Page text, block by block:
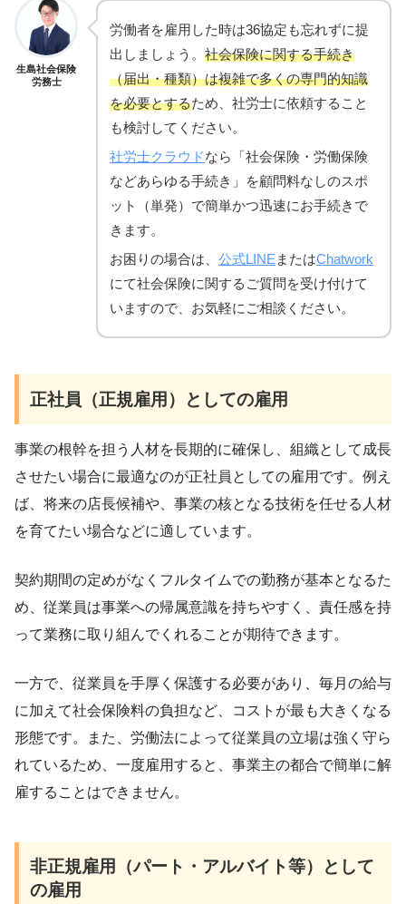
生島社会保険
労務士
労働者を雇用した時は36協定も忘れずに提
出しましょう。 社会保険に関する手続き
（届出・種類）は複雑で多くの専門的知識
を必要とするため、社労士に依頼すること
も検討してください。
社労士クラウドなら「社会保険・労働保険
などあらゆる手続き」を顧問料なしのスポ
ット（単発）で簡単かつ迅速にお手続きで
きます。
お困りの場合は、 公式LINE またはChatwork
にて社会保険に関するご質問を受け付けて
いますので、お気軽にご相談ください。
正社員（正規雇用）としての雇用
事業の根幹を担う人材を長期的に確保し、組織として成長
させたい場合に最適なのが正社員としての雇用です。例え
ば、将来の店長候補や、事業の核となる技術を任せる人材
を育てたい場合などに適しています。
契約期間の定めがなくフルタイムでの勤務が基本となるた
め、従業員は事業への帰属意識を持ちやすく、責任感を持
って業務に取り組んでくれることが期待できます。
一方で、従業員を手厚く保護する必要があり、毎月の給与
に加えて社会保険料の負担など、コストが最も大きくなる
形態です。また、労働法によって従業員の立場は強く守ら
れているため、一度雇用すると、事業主の都合で簡単に解
雇することはできません。
非正規雇用（パート・アルバイト等）として
の雇用